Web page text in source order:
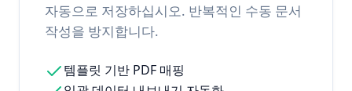
자동으로 저장하십시오. 반복적인 수동 문서
작성을 방지합니다.
템플릿 기반 PDF 매핑